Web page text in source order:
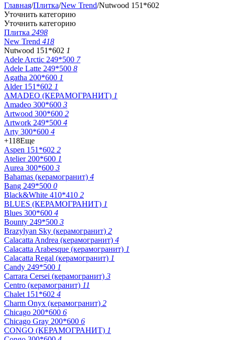
Главная/Плитка/New Trend/Nutwood 151*602
Уточнить категорию
Уточнить категорию
Плитка 2498
New Trend 418
Nutwood 151*602 1
Adele Arctic 249*500 7
Adele Latte 249*500 8
Agatha 200*600 1
Alder 151*602 1
AMADEO (КЕРАМОГРАНИТ) 1
Amadeo 300*600 3
Artwood 300*600 2
Artwork 249*500 4
Arty 300*600 4
+118Еще
Aspen 151*602 2
Atelier 200*600 1
Aurea 300*600 3
Bahamas (керамогранит) 4
Bang 249*500 0
Black&White 410*410 2
BLUES (КЕРАМОГРАНИТ) 1
Blues 300*600 4
Bounty 249*500 3
Brazylyan Sky (керамогранит) 2
Calacatta Andrea (керамогранит) 4
Calacatta Arabesque (керамогранит) 1
Calacatta Regal (керамогранит) 1
Candy 249*500 1
Carrara Cersei (керамогранит) 3
Centro (керамогранит) 11
Chalet 151*602 4
Charm Onyx (керамогранит) 2
Chicago 200*600 6
Chicago Gray 200*600 6
CONGO (КЕРАМОГРАНИТ) 1